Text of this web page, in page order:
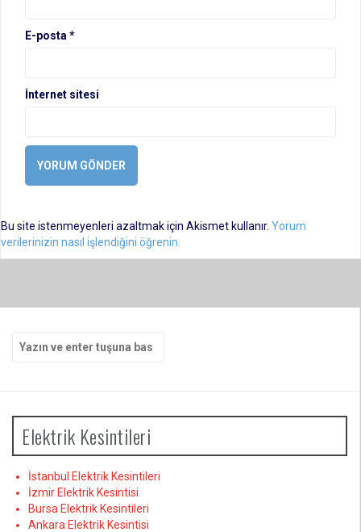
E-posta *
İnternet sitesi
Bu site istenmeyenleri azaltmak için Akismet kullanır. Yorum
verilerinizin nasıl işlendiğini öğrenin.
yap:
Elektrik Kesintileri
İstanbul Elektrik Kesintileri
İzmir Elektrik Kesintisi
Bursa Elektrik Kesintileri
Ankara Elektrik Kesintisi